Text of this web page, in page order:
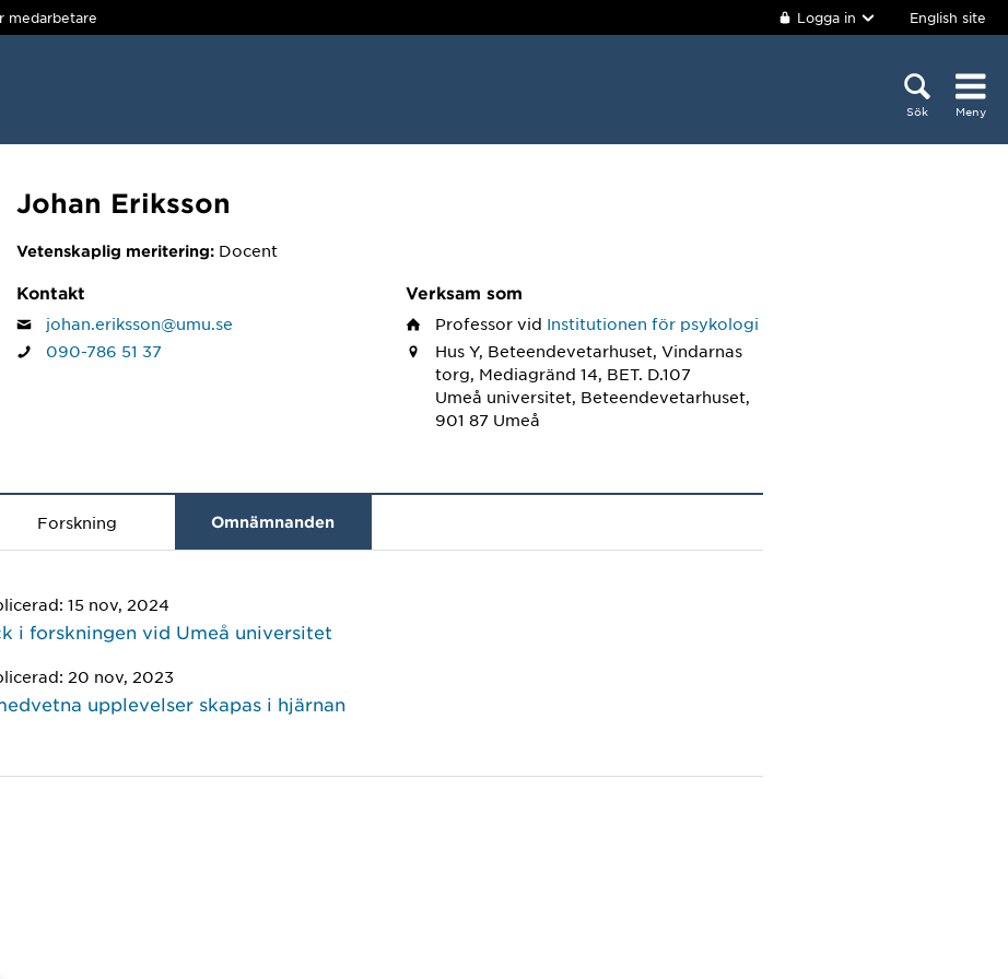
medarbetare Logga in English site
Sök Meny
Johan Eriksson
Vetenskaplig meritering: Docent
Kontakt
johan.eriksson@umu.se
090-786 51 37
Verksam som
Professor vid Institutionen för psykologi
Hus Y, Beteendevetarhuset, Vindarnas
torg, Mediagränd 14, BET. D.107
Umeå universitet, Beteendevetarhuset,
901 87 Umeå
Forskning Omnämnanden
15 nov, 2024
i forskningen vid Umeå universitet
20 nov, 2023
upplevelser skapas i hjärnan